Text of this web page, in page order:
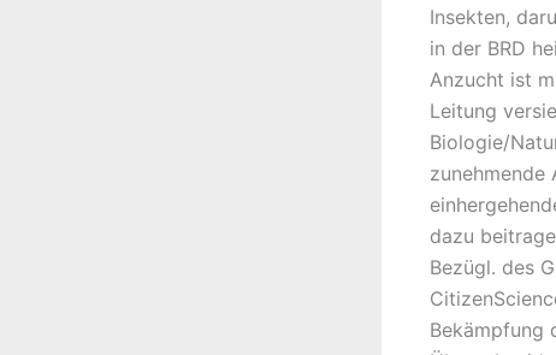
Insekten,
in der BRD
Anzucht ist
Leitung
Biologie/
zunehmende
dazu
Bezügl. des
Bekämpfung